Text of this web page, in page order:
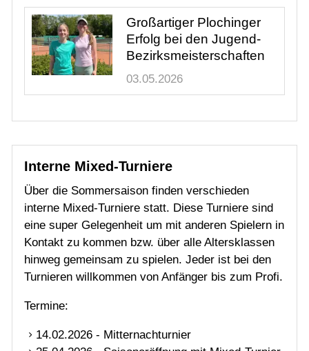
Interne Mixed-Turniere
interne Mixed-Turniere statt. Diese Turniere sind
Kontakt zu kommen bzw. über alle Altersklassen
hinweg gemeinsam zu spielen. Jeder ist bei den
Turnieren willkommen von Anfänger bis zum Profi.
Termine:
14.02.2026 - Mitternachturnier
25.04.2026 - Saisoneröffnung mit Mixed-Turnier
07.06.2026 - Terrassenfest Mixed-Turnier
20.06.2026 - 100 Jahr Jubiläumsfeier
Die Turniere werden per Rundmail bzw. auf der
Startseite angekündigt bzw. sollten